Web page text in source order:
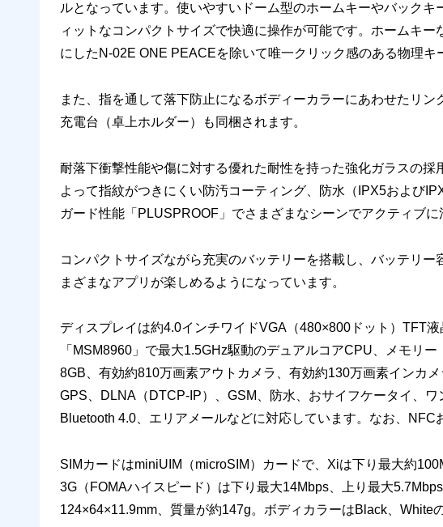
ルとなっています。使いやすいドーム型のホームキーやバック
ィットなコンパクトサイズで快適に操作が可能です。ホームキ
にしたN-02E ONE PEACEを除いて唯一クリック感のある物理キ
また、指を通して落下防止になるボディーカラーにあわせたリン
充電台（卓上ホルダー）も同梱されます。
耐落下衝撃性能や傷に対する優れた耐性を持った強化ガラスの
よって指紋がつきにくい防汚コーティング、防水（IPX5および
ガード性能「PLUSPROOF」でさまざまなシーンでアクティブに
コンパクトサイズながら充実のバッテリーを搭載し、バッテリ
まざまなアプリが楽しめるようになっています。
ディスプレイは約4.0インチワイドVGA（480×800ドット）TFT
「MSM8960」で最大1.5GHz駆動のデュアルコアCPU、メモリ
8GB、有効約810万画素アウトカメラ、有効約130万画素インカ
GPS、DLNA（DTCP-IP）、GSM、防水、おサイフケータイ、ワ
Bluetooth 4.0、エリアメールなどに対応しています。なお、NFC
SIMカードはminiUIM（microSIM）カードで、Xiは下り最大約
3G（FOMAハイスピード）は下り最大14Mbps、上り最大
124×64×11.9mm、質量が約147g。ボディカラーはBlack、White